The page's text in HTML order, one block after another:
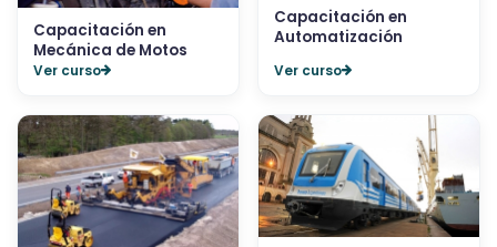
Capacitación en
Mecánica de Motos
Ver curso
Capacitación en
Automatización
Ver curso